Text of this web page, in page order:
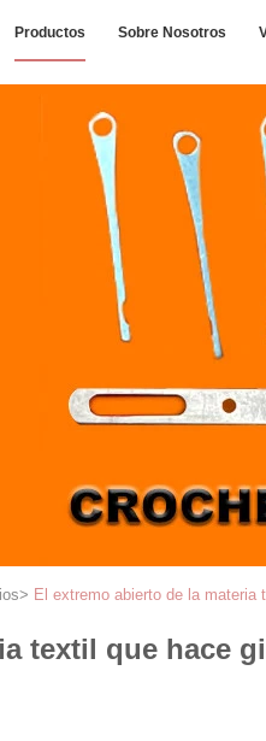
Productos Sobre Nosotros
> El extremo abierto de la materia
textil que hace